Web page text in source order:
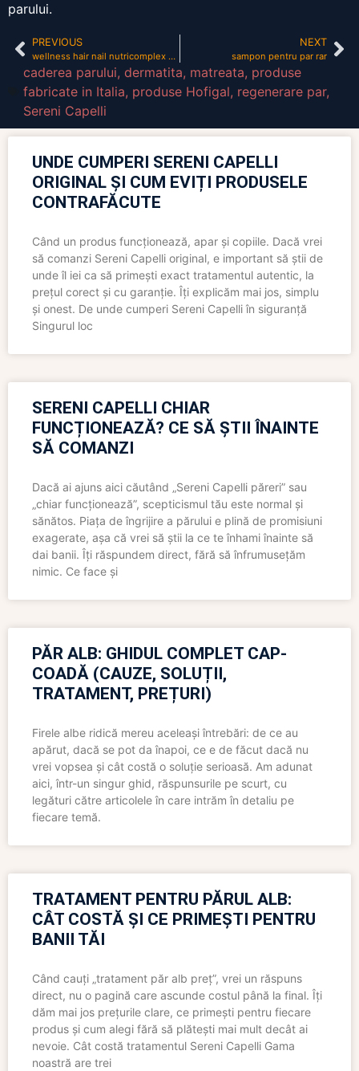
parului.
PREVIOUS
wellness hair nail nutricomplex ??????
NEXT
sampon pentru par rar
caderea parului, dermatita, matreata, produse
fabricate in Italia, produse Hofigal, regenerare par,
Sereni Capelli
UNDE CUMPERI SERENI CAPELLI
ORIGINAL ȘI CUM EVIȚI PRODUSELE
CONTRAFĂCUTE
Când un produs funcționează, apar și copiile. Dacă vrei
să comanzi Sereni Capelli original, e important să știi de
unde îl iei ca să primești exact tratamentul autentic, la
prețul corect și cu garanție. Îți explicăm mai jos, simplu
și onest. De unde cumperi Sereni Capelli în siguranță
Singurul loc
SERENI CAPELLI CHIAR
FUNCȚIONEAZĂ? CE SĂ ȘTII ÎNAINTE
SĂ COMANZI
Dacă ai ajuns aici căutând „Sereni Capelli păreri” sau
„chiar funcționează”, scepticismul tău este normal și
sănătos. Piața de îngrijire a părului e plină de promisiuni
exagerate, așa că vrei să știi la ce te înhami înainte să
dai banii. Îți răspundem direct, fără să înfrumusețăm
nimic. Ce face și
PĂR ALB: GHIDUL COMPLET CAP-
COADĂ (CAUZE, SOLUȚII,
TRATAMENT, PREȚURI)
Firele albe ridică mereu aceleași întrebări: de ce au
apărut, dacă se pot da înapoi, ce e de făcut dacă nu
vrei vopsea și cât costă o soluție serioasă. Am adunat
aici, într-un singur ghid, răspunsurile pe scurt, cu
legături către articolele în care intrăm în detaliu pe
fiecare temă.
TRATAMENT PENTRU PĂRUL ALB:
CÂT COSTĂ ȘI CE PRIMEȘTI PENTRU
BANII TĂI
Când cauți „tratament păr alb preț”, vrei un răspuns
direct, nu o pagină care ascunde costul până la final. Îți
dăm mai jos prețurile clare, ce primești pentru fiecare
produs și cum alegi fără să plătești mai mult decât ai
nevoie. Cât costă tratamentul Sereni Capelli Gama
noastră are trei